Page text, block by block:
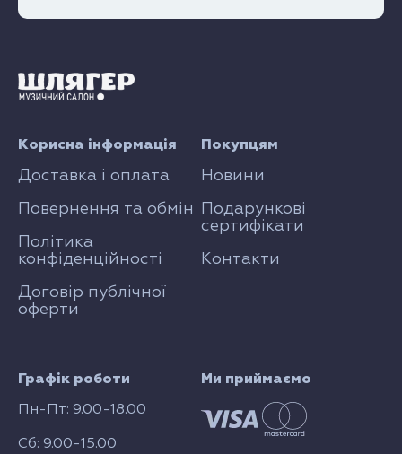
Графік роботи
Пн-Пт: 9.00-18.00
Сб: 9.00-15.00
Покупцям
Новини
Подарункові
сертифікати
Контакти
Корисна інформація
Доставка і оплата
Повернення та обмін
Політика
конфіденційності
Договір публічної
оферти
Ми приймаємо